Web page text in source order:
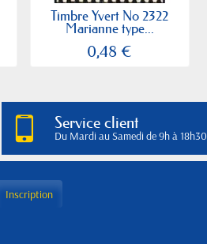
Timbre Yvert No 2322
Marianne type...
0,48 €
Service client
Du Mardi au Samedi de 9h à 18h30